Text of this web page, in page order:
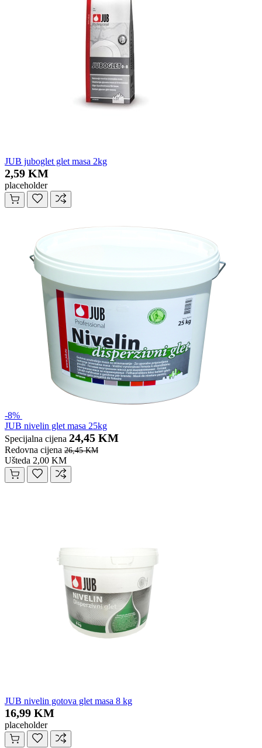
JUB juboglet glet masa 2kg
2,59 KM
placeholder
-8%
JUB nivelin glet masa 25kg
Specijalna cijena 24,45 KM
Redovna cijena 26,45 KM
Ušteda 2,00 KM
JUB nivelin gotova glet masa 8 kg
16,99 KM
placeholder